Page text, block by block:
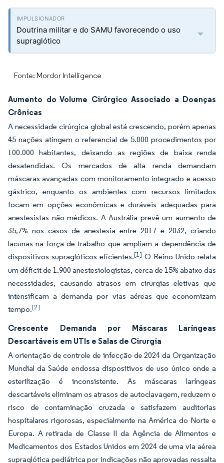
Doutrina militar e do SAMU favorecendo o uso
supraglótico
Fonte: Mordor Intelligence
Aumento do Volume Cirúrgico Associado a Doenças
Crônicas
A necessidade cirúrgica global está crescendo, porém apenas
45 nações atingem o referencial de 5.000 procedimentos por
100.000 habitantes, deixando as regiões de baixa renda
desatendidas. Os mercados de alta renda demandam
máscaras avançadas com monitoramento integrado e acesso
gástrico, enquanto os ambientes com recursos limitados
focam em opções econômicas e duráveis adequadas para
anestesistas não médicos. A Austrália prevê um aumento de
35,7% nos casos de anestesia entre 2017 e 2032, criando
lacunas na força de trabalho que ampliam a dependência de
dispositivos supraglóticos eficientes.[1] O Reino Unido relata
um déficit de 1.900 anestesiologistas, cerca de 15% abaixo das
necessidades, causando atrasos em cirurgias eletivas que
intensificam a demanda por vias aéreas que economizam
tempo.[2]
Crescente Demanda por Máscaras Laríngeas
Descartáveis em UTIs e Salas de Cirurgia
A orientação de controle de infecção de 2024 da Organização
Mundial da Saúde endossa dispositivos de uso único onde a
esterilização é inconsistente. As máscaras laríngeas
descartáveis eliminam os atrasos de autoclavagem, reduzem o
risco de contaminação cruzada e satisfazem auditorias
hospitalares rigorosas, especialmente na América do Norte e
Europa. A retirada de Classe II da Agência de Alimentos e
Medicamentos dos Estados Unidos em 2024 de uma via aérea
supraglótica pediátrica por indicações não aprovadas ressalta